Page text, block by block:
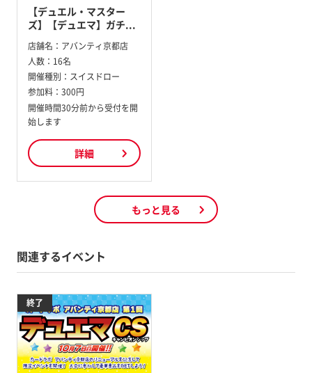
【デュエル・マスター
ズ】【デュエマ】ガチ...
店舗名： アバンティ京都店
人数： 16名
開催種別： スイスドロー
参加料： 300円
開催時間30分前から受付を開
始します
詳細
もっと見る
関連するイベント
終了